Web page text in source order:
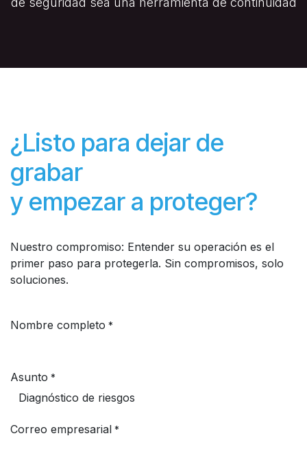
Nombre completo *
Asunto *
Correo empresarial *
¿Listo para dejar de
grabar
y empezar a proteger?
Nuestro compromiso: Entender su operación es el
primer paso para protegerla. Sin compromisos, solo
soluciones.